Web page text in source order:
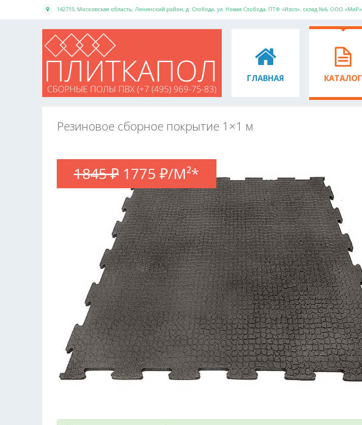
142715, Московская область, Ленинский район, д. Слобода, ул. Новая Слобода, ПТФ «Изол», склад №6, ООО «МиР»
ГЛАВНАЯ КАТАЛОГ
Резиновое сборное покрытие 1×1 м
1845 ₽ 1775 ₽/М²*